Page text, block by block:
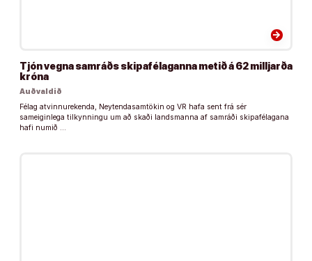
arrow_forward
Tjón vegna samráðs skipafélaganna metið á 62 milljarða
króna
Auðvaldið
Félag atvinnurekenda, Neytendasamtökin og VR hafa sent frá sér
sameiginlega tilkynningu um að skaði landsmanna af samráði skipafélagana
hafi numið …